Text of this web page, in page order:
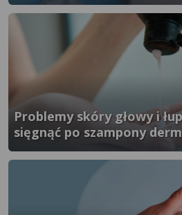
}" />
}" />
Problemy skóry głowy i
sięgnąć po szampony